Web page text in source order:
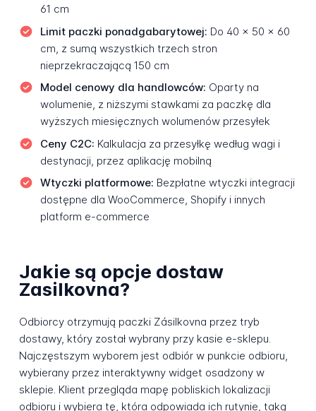
61 cm
Limit paczki ponadgabarytowej: Do 40 x 50 x 60
cm, z sumą wszystkich trzech stron
nieprzekraczającą 150 cm
Model cenowy dla handlowców: Oparty na
wolumenie, z niższymi stawkami za paczkę dla
wyższych miesięcznych wolumenów przesyłek
Ceny C2C: Kalkulacja za przesyłkę według wagi i
destynacji, przez aplikację mobilną
Wtyczki platformowe: Bezpłatne wtyczki integracji
dostępne dla WooCommerce, Shopify i innych
platform e-commerce
Jakie są opcje dostaw
Zasilkovna?
Odbiorcy otrzymują paczki Zásilkovna przez tryb
dostawy, który został wybrany przy kasie e-sklepu.
Najczęstszym wyborem jest odbiór w punkcie odbioru,
wybierany przez interaktywny widget osadzony w
sklepie. Klient przegląda mapę pobliskich lokalizacji
odbioru i wybiera tę, która odpowiada ich rutynie, taką